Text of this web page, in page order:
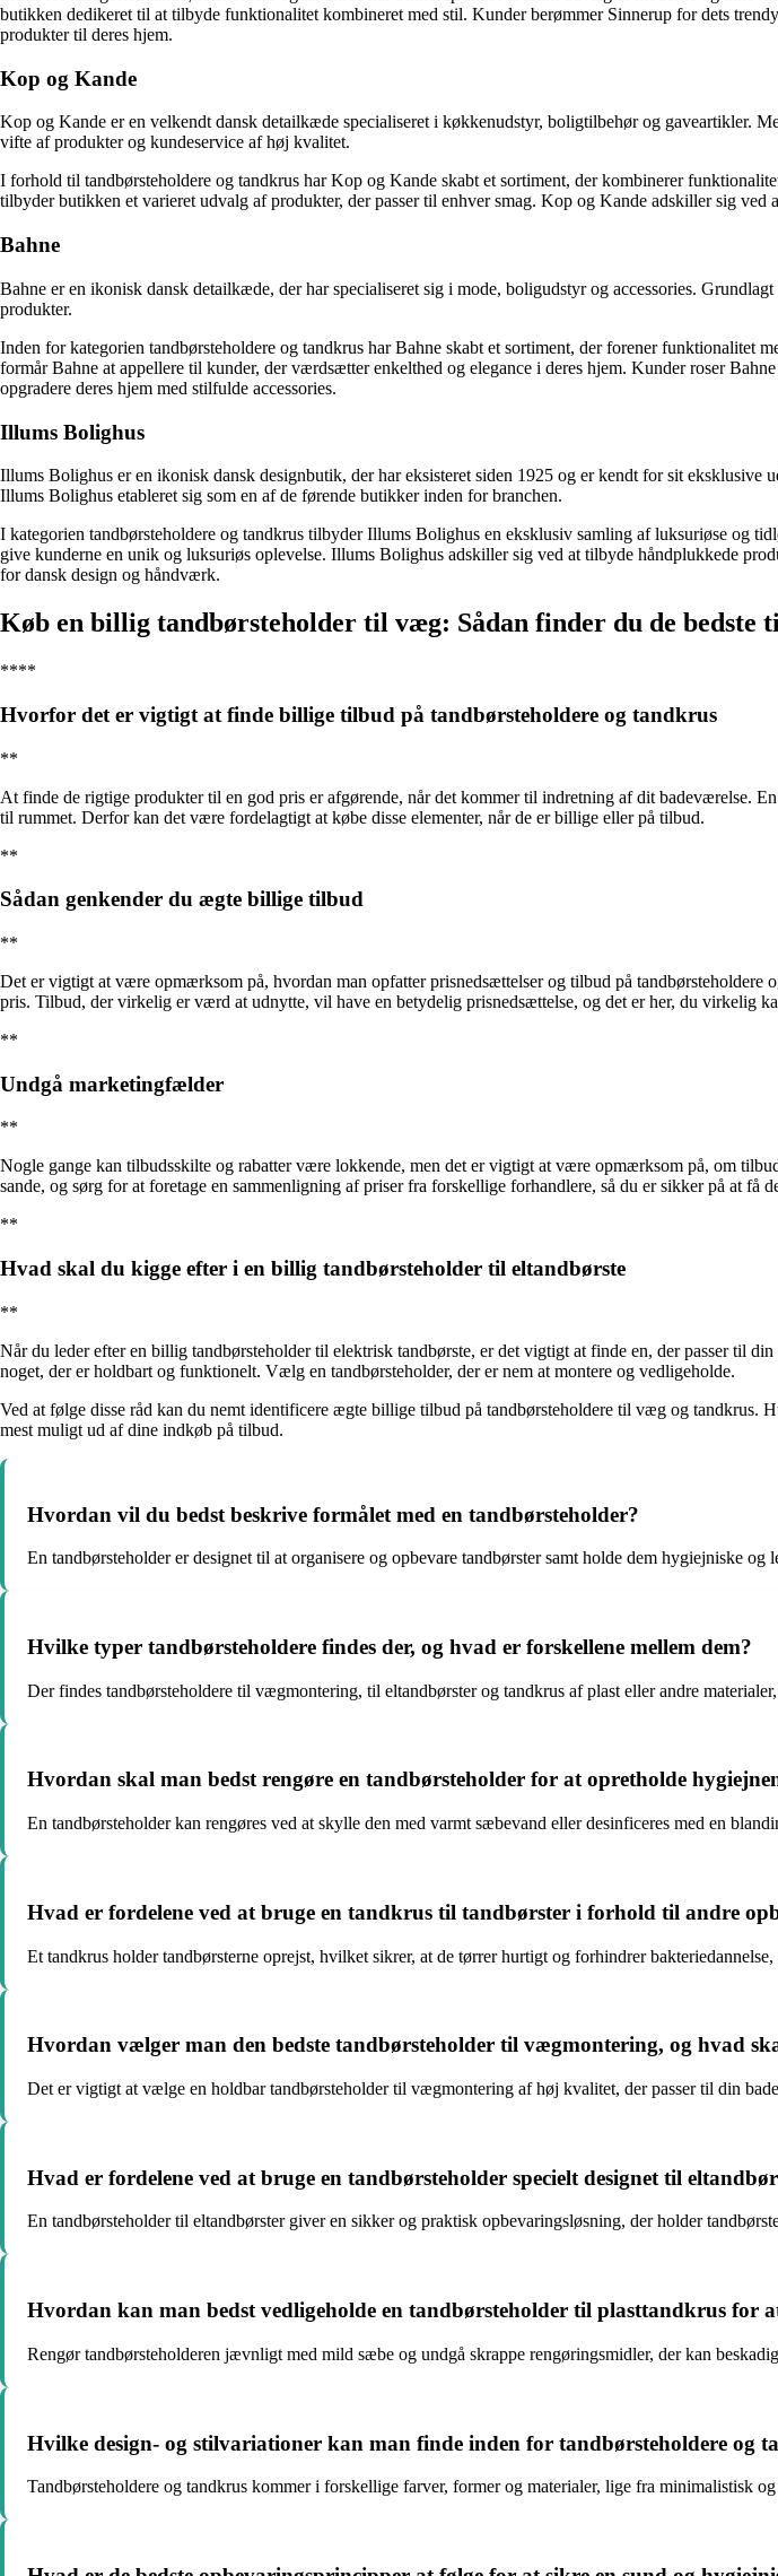
butikken dedikeret til at tilbyde funktionalitet kombineret med stil. Kunder berømmer Sinnerup for dets
produkter til deres hjem.
Kop og Kande
Kop og Kande er en velkendt dansk detailkæde specialiseret i køkkenudstyr, boligtilbehør og gaveartikler.
vifte af produkter og kundeservice af høj kvalitet.
I forhold til tandbørsteholdere og tandkrus har Kop og Kande skabt et sortiment, der kombinerer
tilbyder butikken et varieret udvalg af produkter, der passer til enhver smag. Kop og Kande adskiller sig
Bahne
Bahne er en ikonisk dansk detailkæde, der har specialiseret sig i mode, boligudstyr og accessories.
produkter.
Inden for kategorien tandbørsteholdere og tandkrus har Bahne skabt et sortiment, der forener funktionalitet
formår Bahne at appellere til kunder, der værdsætter enkelthed og elegance i deres hjem. Kunder roser
opgradere deres hjem med stilfulde accessories.
​Illums Bolighus
​Illums Bolighus er en ikonisk dansk designbutik, der har eksisteret siden 1925 og er kendt for sit
Illums Bolighus etableret sig som en af de førende butikker inden for branchen.
I kategorien tandbørsteholdere og tandkrus tilbyder Illums Bolighus en eksklusiv samling af luksuriøse og
give kunderne en unik og luksuriøs oplevelse. Illums Bolighus adskiller sig ved at tilbyde håndplukkede
for dansk design og håndværk.
Køb en billig tandbørsteholder til væg: Sådan finder du de bedste
****
Hvorfor det er vigtigt at finde billige tilbud på tandbørsteholdere og tandkrus
**
At finde de rigtige produkter til en god pris er afgørende, når det kommer til indretning af dit badeværelse.
til rummet. Derfor kan det være fordelagtigt at købe disse elementer, når de er billige eller på tilbud.
**
Sådan genkender du ægte billige tilbud
**
Det er vigtigt at være opmærksom på, hvordan man opfatter prisnedsættelser og tilbud på
pris. Tilbud, der virkelig er værd at udnytte, vil have en betydelig prisnedsættelse, og det er her, du virkelig
**
Undgå marketingfælder
**
Nogle gange kan tilbudsskilte og rabatter være lokkende, men det er vigtigt at være opmærksom på, om
sande, og sørg for at foretage en sammenligning af priser fra forskellige forhandlere, så du er sikker på at få
**
Hvad skal du kigge efter i en billig tandbørsteholder til eltandbørste
**
Når du leder efter en billig tandbørsteholder til elektrisk tandbørste, er det vigtigt at finde en, der passer til
noget, der er holdbart og funktionelt. Vælg en tandbørsteholder, der er nem at montere og vedligeholde.
Ved at følge disse råd kan du nemt identificere ægte billige tilbud på tandbørsteholdere til væg og
mest muligt ud af dine indkøb på tilbud.
Hvordan vil du bedst beskrive formålet med en tandbørsteholder?
En tandbørsteholder er designet til at organisere og opbevare tandbørster samt holde dem hygiejniske
Hvilke typer tandbørsteholdere findes der, og hvad er forskellene mellem dem?
Der findes tandbørsteholdere til vægmontering, til eltandbørster og tandkrus af plast eller andre
Hvordan skal man bedst rengøre en tandbørsteholder for at opretholde
En tandbørsteholder kan rengøres ved at skylle den med varmt sæbevand eller desinficeres med en
Hvad er fordelene ved at bruge en tandkrus til tandbørster i forhold til andre
Et tandkrus holder tandbørsterne oprejst, hvilket sikrer, at de tørrer hurtigt og forhindrer
Hvordan vælger man den bedste tandbørsteholder til vægmontering, og hvad
Det er vigtigt at vælge en holdbar tandbørsteholder til vægmontering af høj kvalitet, der passer til din
Hvad er fordelene ved at bruge en tandbørsteholder specielt designet til
En tandbørsteholder til eltandbørster giver en sikker og praktisk opbevaringsløsning, der holder
Hvordan kan man bedst vedligeholde en tandbørsteholder til plasttandkrus for
Rengør tandbørsteholderen jævnligt med mild sæbe og undgå skrappe rengøringsmidler, der kan
Hvilke design- og stilvariationer kan man finde inden for tandbørsteholdere og
Tandbørsteholdere og tandkrus kommer i forskellige farver, former og materialer, lige fra minimalistisk